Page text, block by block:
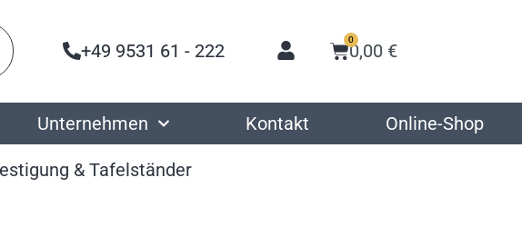
+49 9531 61 - 222 0,00 €
0
Unternehmen Kontakt Online-Shop
& Tafelständer